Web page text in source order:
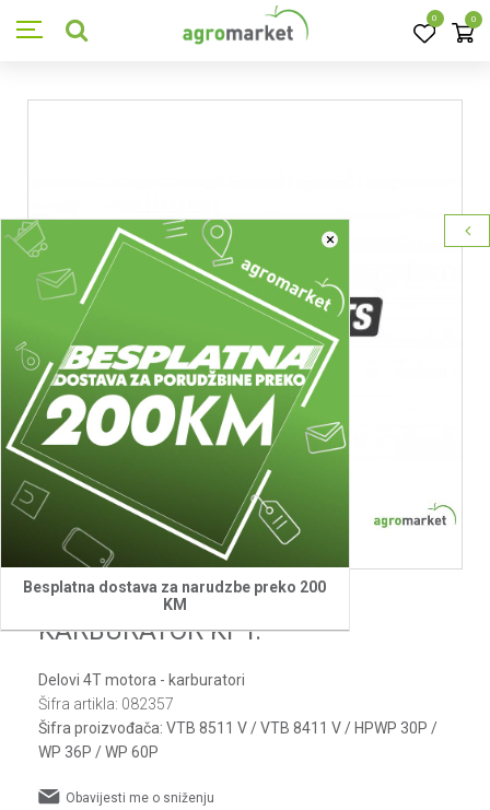
0 0
×
Besplatna dostava za narudzbe preko 200
KM
Villager
KARBURATOR KPT.
Delovi 4T motora - karburatori
Šifra artikla: 082357
Šifra proizvođača: VTB 8511 V / VTB 8411 V / HPWP 30P /
WP 36P / WP 60P
Obavijesti me o sniženju